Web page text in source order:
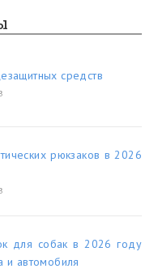
средств
рюкзаков в 2026
для собак в 2026 году
и автомобиля